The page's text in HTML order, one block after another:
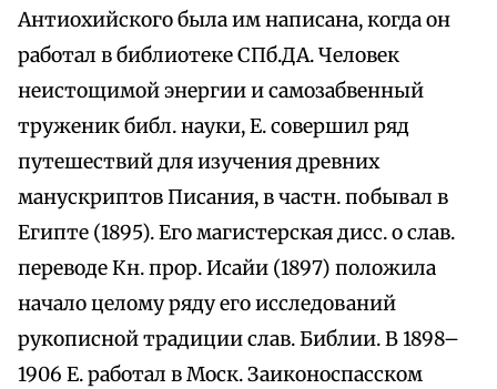
Антиохийского была им написана, когда он
работал в библиотеке СПб.ДА. Человек
неистощимой энергии и самозабвенный
труженик библ. науки, Е. совершил ряд
путешествий для изучения древних
манускриптов Писания, в частн. побывал в
Египте (1895). Его магистерская дисс. о слав.
переводе Кн. прор. Исайи (1897) положила
начало целому ряду его исследований
рукописной традиции слав. Библии. В 1898–
1906 Е. работал в Моск. Заиконоспасском